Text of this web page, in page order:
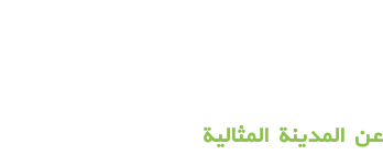
عن المدينة المثالية